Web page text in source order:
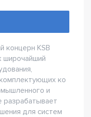
концерн KSB
широчайший
ко
и
разрабатывает
для систем